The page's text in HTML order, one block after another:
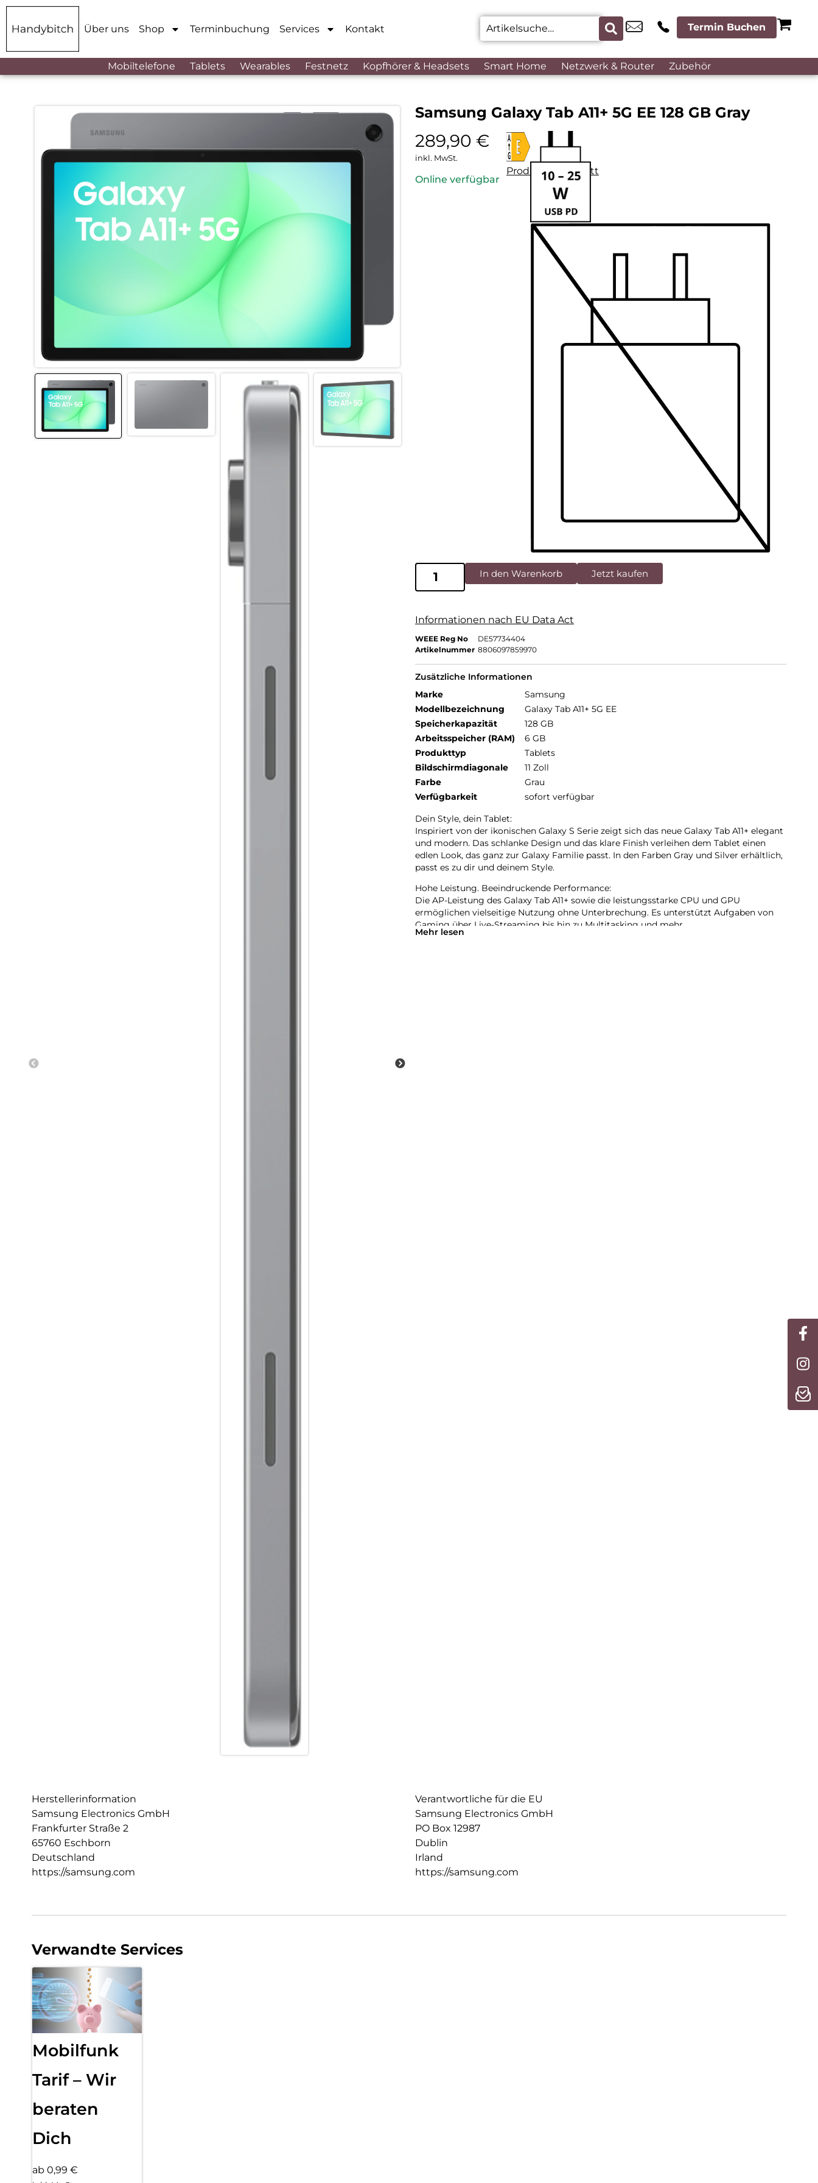
Über uns Shop Terminbuchung Services Kontakt Termin Buchen
Mobiltelefone Tablets Wearables Festnetz Kopfhörer & Headsets Smart Home Netzwerk & Router Zubehör
Samsung Galaxy Tab A11+ 5G EE 128 GB Gray
289,90 €
inkl. MwSt.
Online verfügbar
Produktdatenblatt
In den Warenkorb Jetzt kaufen
Informationen nach EU Data Act
WEEE Reg No
DE57734404
Artikelnummer 8806097859970
Zusätzliche Informationen
Marke
Samsung
Modellbezeichnung
Galaxy Tab A11+ 5G EE
Speicherkapazität
128 GB
Arbeitsspeicher (RAM)
6 GB
Produkttyp
Tablets
Bildschirmdiagonale
11 Zoll
Farbe
Grau
Verfügbarkeit
sofort verfügbar
Dein Style, dein Tablet:
Inspiriert von der ikonischen Galaxy S Serie zeigt sich das neue Galaxy Tab A11+ elegant
und modern. Das schlanke Design und das klare Finish verleihen dem Tablet einen
edlen Look, das ganz zur Galaxy Familie passt. In den Farben Gray und Silver erhältlich,
passt es zu dir und deinem Style.
Hohe Leistung. Beeindruckende Performance:
Die AP-Leistung des Galaxy Tab A11+ sowie die leistungsstarke CPU und GPU
ermöglichen vielseitige Nutzung ohne Unterbrechung. Es unterstützt Aufgaben von
Gaming über Live-Streaming bis hin zu Multitasking und mehr.
Mehr lesen
Herstellerinformation
Samsung Electronics GmbH
Frankfurter Straße 2
65760 Eschborn
Deutschland
https://samsung.com
Verantwortliche für die EU
Samsung Electronics GmbH
PO Box 12987
Dublin
Irland
https://samsung.com
Verwandte Services
Mobilfunk
Tarif – Wir
beraten
Dich
ab 0,99 €